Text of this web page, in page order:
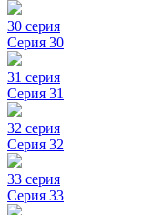
30 серия
Серия 30
31 серия
Серия 31
32 серия
Серия 32
33 серия
Серия 33